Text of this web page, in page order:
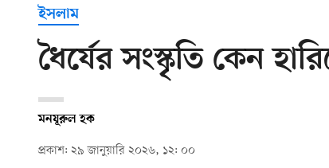
ইসলাম
ধৈর্যের সংস্কৃতি কেন
মনযূরুল হক
প্রকাশ: ২৯ জানুয়ারি ২০২৬, ১২: ০০